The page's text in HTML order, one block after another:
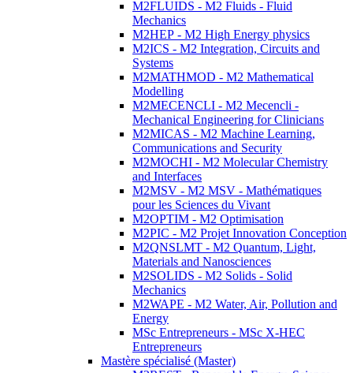
M2FLUIDS - M2 Fluids - Fluid
Mechanics
M2HEP - M2 High Energy physics
M2ICS - M2 Integration, Circuits and
Systems
M2MATHMOD - M2 Mathematical
Modelling
M2MECENCLI - M2 Mecencli -
Mechanical Engineering for Clinicians
M2MICAS - M2 Machine Learning,
Communications and Security
M2MOCHI - M2 Molecular Chemistry
and Interfaces
M2MSV - M2 MSV - Mathématiques
pour les Sciences du Vivant
M2OPTIM - M2 Optimisation
M2PIC - M2 Projet Innovation Conception
M2QNSLMT - M2 Quantum, Light,
Materials and Nanosciences
M2SOLIDS - M2 Solids - Solid
Mechanics
M2WAPE - M2 Water, Air, Pollution and
Energy
MSc Entrepreneurs - MSc X-HEC
Entrepreneurs
Mastère spécialisé (Master)